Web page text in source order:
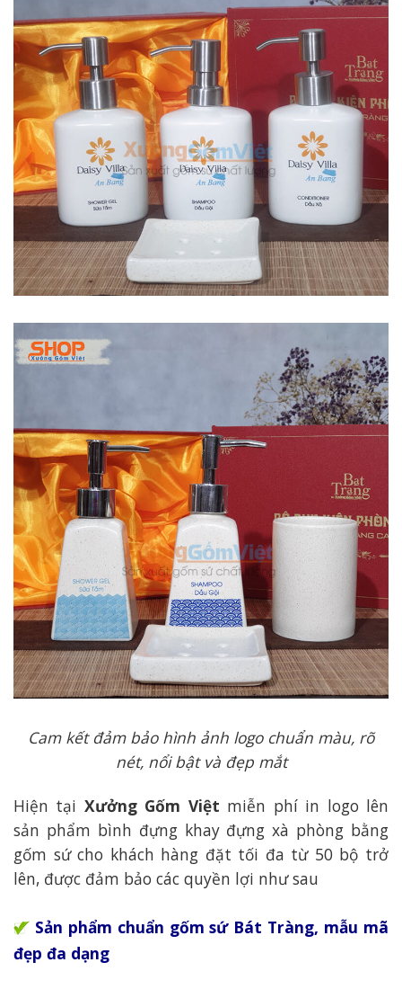
Cam kết đảm bảo hình ảnh logo chuẩn màu, rõ
nét, nổi bật và đẹp mắt
Hiện tại Xưởng Gốm Việt miễn phí in logo lên
sản phẩm bình đựng khay đựng xà phòng bằng
gốm sứ cho khách hàng đặt tối đa từ 50 bộ trở
lên, được đảm bảo các quyền lợi như sau
Sản phẩm chuẩn gốm sứ Bát Tràng, mẫu mã
đẹp đa dạng